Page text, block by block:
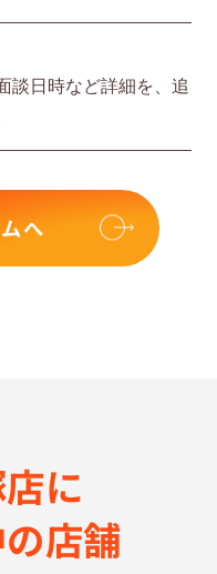
談⽇時など詳細を、追
へ
に
店舗